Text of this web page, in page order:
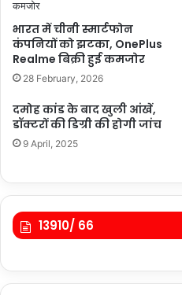
भारत में चीनी स्मार्टफोन
कंपनियों को झटका, OnePlus
Realme बिक्री हुई कमजोर
28 February, 2026
दमोह कांड के बाद खुली आंखें,
डॉक्टरों की डिग्री की होगी जांच
9 April, 2025
13910/ 66